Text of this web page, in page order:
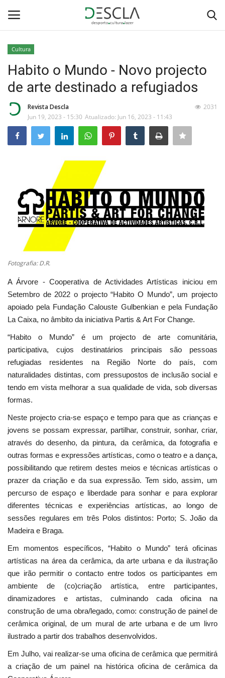
Home
...by Descla
Desporto
Sobre Nós
Educação
Estatuto Editorial
Saúde
Ficha técnica
Cultura
Lazer
Ambiente
Cultura
Habito o Mundo - Novo projecto
de arte destinado a refugiados
Revista Descla
Jun 19, 2023 - 15:30 Atualizado: Jun 16, 2023 - 11:43
2031
Fotografia: D.R.
A Árvore - Cooperativa de Actividades Artísticas iniciou em
Setembro de 2022 o projecto “Habito O Mundo”, um projecto
apoiado pela Fundação Calouste Gulbenkian e pela Fundação
La Caixa, no âmbito da iniciativa Partis & Art For Change.
“Habito o Mundo” é um projecto de arte comunitária,
participativa, cujos destinatários principais são pessoas
refugiadas residentes na Região Norte do país, com
naturalidades distintas, com pressupostos de inclusão social e
tendo em vista melhorar a sua qualidade de vida, sob diversas
formas.
Neste projecto cria-se espaço e tempo para que as crianças e
jovens se possam expressar, partilhar, construir, sonhar, criar,
através do desenho, da pintura, da cerâmica, da fotografia e
outras formas e expressões artísticas, como o teatro e a dança,
possibilitando que retirem destes meios e técnicas artísticas o
prazer da criação e da sua expressão. Tem sido, assim, um
percurso de espaço e liberdade para sonhar e para explorar
diferentes técnicas e experiências artísticas, ao longo de
sessões regulares em três Polos distintos: Porto; S. João da
Madeira e Braga.
Em momentos específicos, “Habito o Mundo” terá oficinas
artísticas na área da cerâmica, da arte urbana e da ilustração
que irão permitir o contacto entre todos os participantes em
ambiente de (co)criação artística, entre participantes,
dinamizadores e artistas, culminando cada oficina na
construção de uma obra/legado, como: construção de painel de
cerâmica original, de um mural de arte urbana e de um livro
ilustrado a partir dos trabalhos desenvolvidos.
Em Julho, vai realizar-se uma oficina de cerâmica que permitirá
a criação de um painel na histórica oficina de cerâmica da